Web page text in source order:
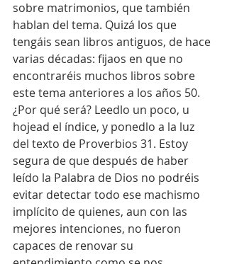
sobre matrimonios, que también
hablan del tema. Quizá los que
tengáis sean libros antiguos, de hace
varias décadas: fijaos en que no
encontraréis muchos libros sobre
este tema anteriores a los años 50.
¿Por qué será? Leedlo un poco, u
hojead el índice, y ponedlo a la luz
del texto de Proverbios 31. Estoy
segura de que después de haber
leído la Palabra de Dios no podréis
evitar detectar todo ese machismo
implícito de quienes, aun con las
mejores intenciones, no fueron
capaces de renovar su